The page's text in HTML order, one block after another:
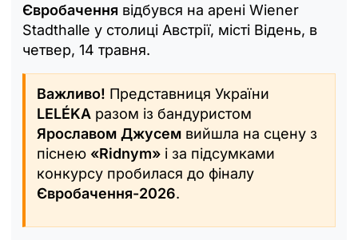
Євробачення відбувся на арені Wiener
Stadthalle у столиці Австрії, місті Відень, в
четвер, 14 травня.
Важливо! Представниця України
LELÉKA разом із бандуристом
Ярославом Джусем вийшла на сцену з
піснею «Ridnym» і за підсумками
конкурсу пробилася до фіналу
Євробачення-2026.